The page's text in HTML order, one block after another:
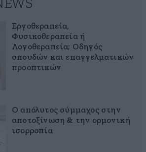
Εργοθεραπεία,
Φυσικοθεραπεία ή
Λογοθεραπεία; Οδηγός
σπουδών και επαγγελματικών
προοπτικών
Ο απόλυτος σύμμαχος στην
αποτοξίνωση & την ορμονική
ισορροπία